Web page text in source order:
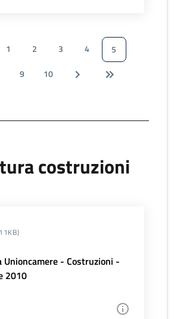
1 2 3 4
5
9 10
costruzioni
Unioncamere - Costruzioni -
2010